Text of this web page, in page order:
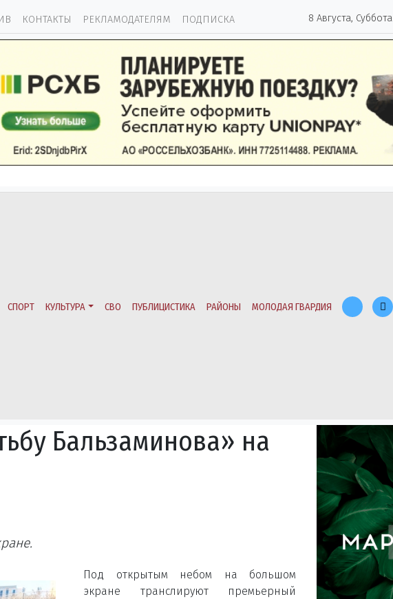
КОНТАКТЫ РЕКЛАМОДАТЕЛЯМ ПОДПИСКА 8 Августа, Суббота
СПОРТ КУЛЬТУРА СВО ПУБЛИЦИСТИКА РАЙОНЫ МОЛОДАЯ ГВАРДИЯ
Бальзаминова» на
Под открытым небом на большом
экране транслируют премьерный